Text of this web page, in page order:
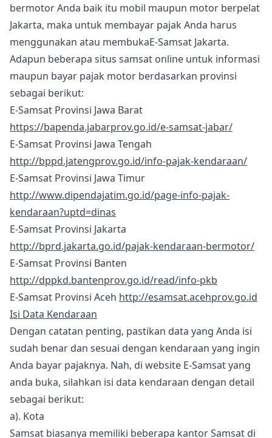
bermotor Anda baik itu mobil maupun motor berpelat
Jakarta, maka untuk membayar pajak Anda harus
menggunakan atau membukaE-Samsat Jakarta.
Adapun beberapa situs samsat online untuk informasi
maupun bayar pajak motor berdasarkan provinsi
sebagai berikut:
E-Samsat Provinsi Jawa Barat
https://bapenda.jabarprov.go.id/e-samsat-jabar/
E-Samsat Provinsi Jawa Tengah
http://bppd.jatengprov.go.id/info-pajak-kendaraan/
E-Samsat Provinsi Jawa Timur
http://www.dipendajatim.go.id/page-info-pajak-
kendaraan?uptd=dinas
E-Samsat Provinsi Jakarta
http://bprd.jakarta.go.id/pajak-kendaraan-bermotor/
E-Samsat Provinsi Banten
http://dppkd.bantenprov.go.id/read/info-pkb
E-Samsat Provinsi Aceh http://esamsat.acehprov.go.id
Isi Data Kendaraan
Dengan catatan penting, pastikan data yang Anda isi
sudah benar dan sesuai dengan kendaraan yang ingin
Anda bayar pajaknya. Nah, di website E-Samsat yang
anda buka, silahkan isi data kendaraan dengan detail
sebagai berikut:
a). Kota
Samsat biasanya memiliki beberapa kantor Samsat di